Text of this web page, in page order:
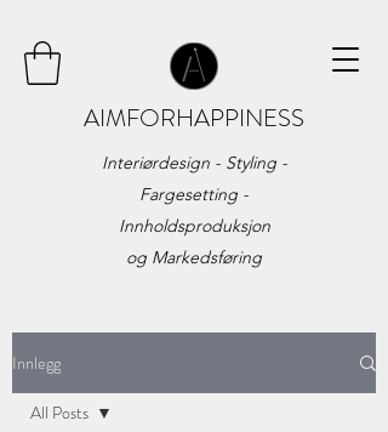
AIMFORHAPPINESS
Interiørdesign - Styling -
Fargesetting -
Innholdsproduksjon
og Markedsføring
Innlegg
All Posts